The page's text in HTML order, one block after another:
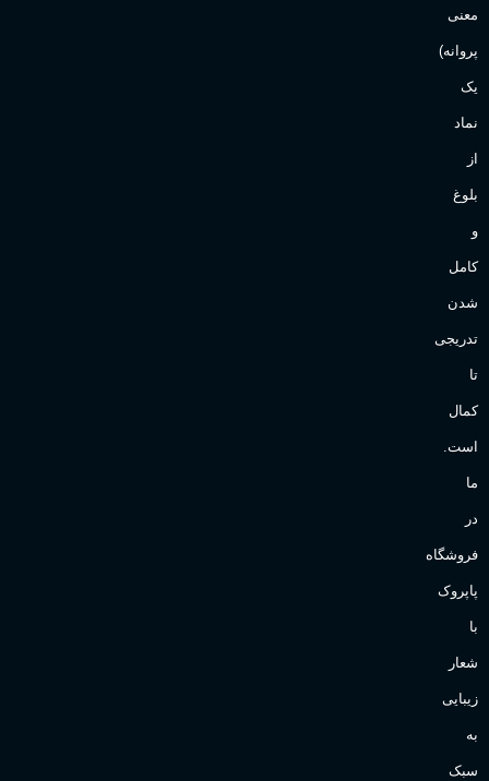
معنی
پروانه)
یک
نماد
از
بلوغ
و
کامل
شدن
تدریجی
تا
کمال
است.
ما
در
فروشگاه
پاپروک
با
شعار
زیبایی
به
سبک